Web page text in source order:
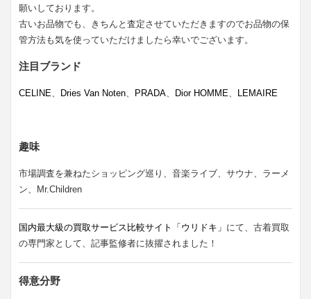
願いしております。
古いお品物でも、きちんと査定させていただきますのでお品物の保
管方法も気を使っていただけましたら幸いでございます。
注目ブランド
CELINE、 Dries Van Noten、 PRADA、 Dior HOMME、 LEMAIRE
趣味
市場調査を兼ねたショッピング巡り、音楽ライブ、サウナ、ラーメ
ン、Mr.Children
国内最大級の買取サービス比較サイト「ウリドキ」 にて、古着買取
の専門家として、記事監修者に抜擢されました！
得意分野